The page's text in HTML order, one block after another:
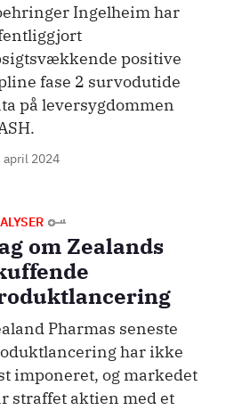
Ingelheim har
positive
fase 2 survodutide
på leversygdommen
april 2024
om Zealands
Pharmas seneste
har ikke
imponeret, og markedet
straffet aktien med et